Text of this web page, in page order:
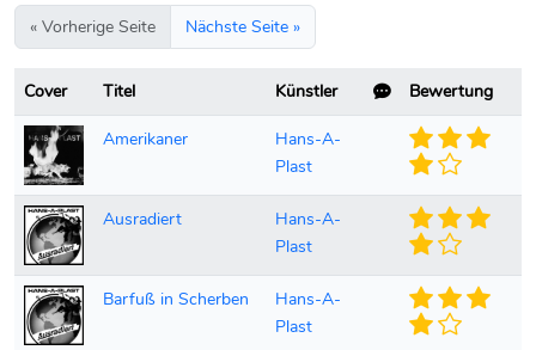
« Vorherige Seite Nächste Seite »
Cover Titel Künstler
Bewertung
Amerikaner
Hans-A-
Plast
Ausradiert
Hans-A-
Plast
Barfuß in Scherben
Hans-A-
Plast